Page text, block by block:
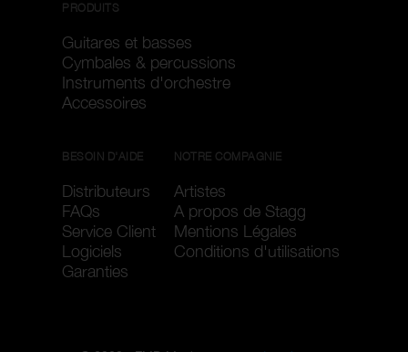
PRODUITS
Guitares et basses
Cymbales & percussions
Instruments d'orchestre
Accessoires
BESOIN D'AIDE
Distributeurs
FAQs
Service Client
Logiciels
Garanties
NOTRE COMPAGNIE
Artistes
A propos de Stagg
Mentions Légales
Conditions d'utilisations